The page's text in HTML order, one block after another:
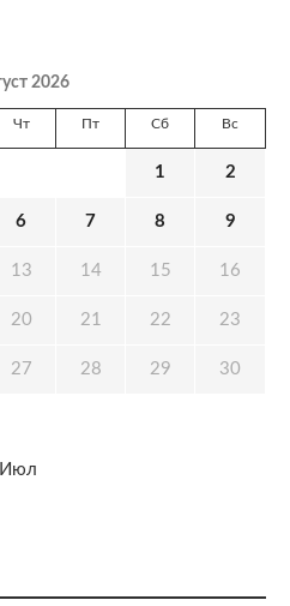
2026
Чт Пт Сб Вс
1 2
6 7 8 9
13 14 15 16
20 21 22 23
27 28 29 30
Июл